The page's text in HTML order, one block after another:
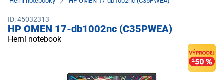
ID: 45032313
HP OMEN 17-db1002nc (C35PWEA)
Herní notebook